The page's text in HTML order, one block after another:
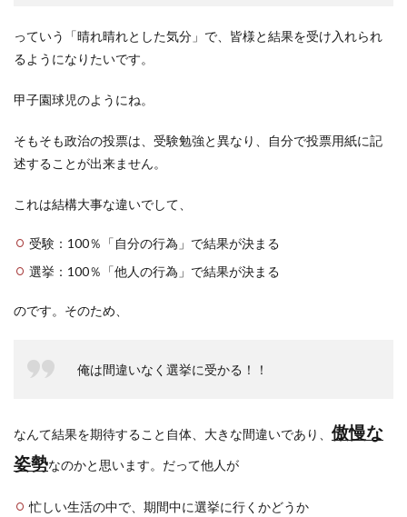
っていう「晴れ晴れとした気分」で、皆様と結果を受け入れられ
るようになりたいです。
甲子園球児のようにね。
そもそも政治の投票は、受験勉強と異なり、自分で投票用紙に記
述することが出来ません。
これは結構大事な違いでして、
受験：100％「自分の行為」で結果が決まる
選挙：100％「他人の行為」で結果が決まる
のです。そのため、
俺は間違いなく選挙に受かる！！
なんて結果を期待すること自体、大きな間違いであり、 傲慢な
姿勢なのかと思います。だって他人が
忙しい生活の中で、期間中に選挙に行くかどうか